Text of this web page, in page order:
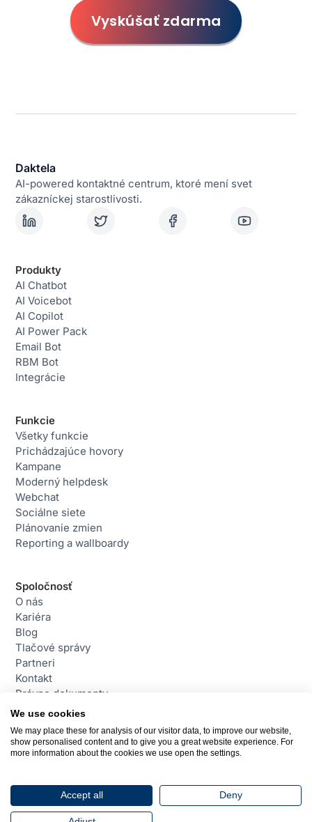
Vyskúšať zdarma
Daktela
AI-powered kontaktné centrum, ktoré mení svet
zákazníckej starostlivosti.
Produkty
AI Chatbot
AI Voicebot
AI Copilot
AI Power Pack
Email Bot
RBM Bot
Integrácie
Funkcie
Všetky funkcie
Prichádzajúce hovory
Kampane
Moderný helpdesk
Webchat
Sociálne siete
Plánovanie zmien
Reporting a wallboardy
Spoločnosť
O nás
Kariéra
Blog
Tlačové správy
Partneri
Kontakt
Právne dokumenty
Kontakt
daktela@daktela.com
Bratislava, Slovensko
We use cookies
We may place these for analysis of our visitor data, to improve our website,
show personalised content and to give you a great website experience. For
more information about the cookies we use open the settings.
Accept all Deny